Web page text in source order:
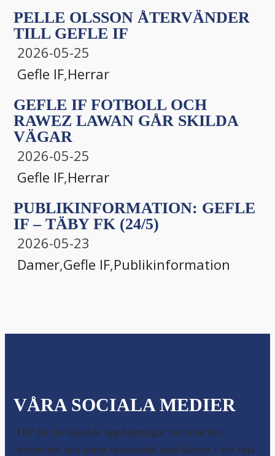
PELLE OLSSON ÅTERVÄNDER
TILL GEFLE IF
2026-05-25
Gefle IF,Herrar
GEFLE IF FOTBOLL OCH
RAWEZ LAWAN GÅR SKILDA
VÄGAR
2026-05-25
Gefle IF,Herrar
PUBLIKINFORMATION: GEFLE
IF – TÄBY FK (24/5)
2026-05-23
Damer,Gefle IF,Publikinformation
VÅRA SOCIALA MEDIER
Här får du löpande uppdateringar om matcher,
nyförvärv och annat spännande som händer i vår fina